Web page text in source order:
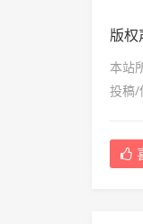
版权
本站
投稿/